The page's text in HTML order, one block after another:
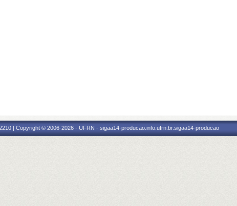
| Copyright © 2006-2026 - UFRN - sigaa14-producao.info.ufrn.br.sigaa14-producao